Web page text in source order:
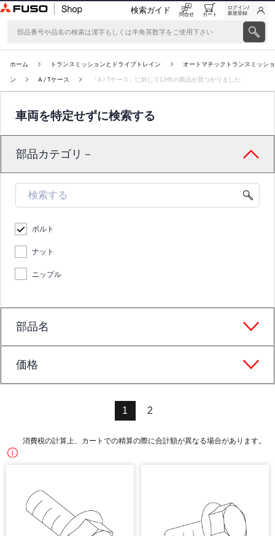
検索ガイド 問合せ カート
ログイン/
新規登録
ホーム トランスミッションとドライブトレイン オートマチックトランスミッショ
ン A / Tケース 「A / Tケース」に対して13件の商品が見つかりました
車両を特定せずに検索する
部品カテゴリ－
ボルト
ナット
ニップル
部品名
価格
1 2
消費税の計算上、カートでの精算の際に合計額が異なる場合があります。